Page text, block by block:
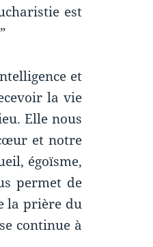
est
et
la vie
Elle nous
et notre
égoïsme,
permet de
la prière du
continue à